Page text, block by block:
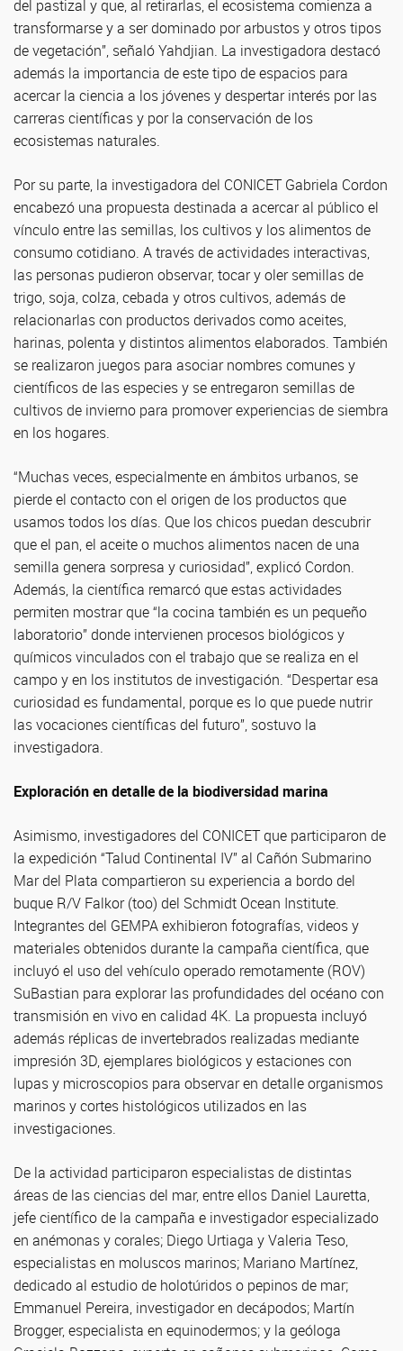
del pastizal y que, al retirarlas, el ecosistema comienza a
transformarse y a ser dominado por arbustos y otros tipos
de vegetación”, señaló Yahdjian. La investigadora destacó
además la importancia de este tipo de espacios para
acercar la ciencia a los jóvenes y despertar interés por las
carreras científicas y por la conservación de los
ecosistemas naturales.
Por su parte, la investigadora del CONICET Gabriela Cordon
encabezó una propuesta destinada a acercar al público el
vínculo entre las semillas, los cultivos y los alimentos de
consumo cotidiano. A través de actividades interactivas,
las personas pudieron observar, tocar y oler semillas de
trigo, soja, colza, cebada y otros cultivos, además de
relacionarlas con productos derivados como aceites,
harinas, polenta y distintos alimentos elaborados. También
se realizaron juegos para asociar nombres comunes y
científicos de las especies y se entregaron semillas de
cultivos de invierno para promover experiencias de siembra
en los hogares.
“Muchas veces, especialmente en ámbitos urbanos, se
pierde el contacto con el origen de los productos que
usamos todos los días. Que los chicos puedan descubrir
que el pan, el aceite o muchos alimentos nacen de una
semilla genera sorpresa y curiosidad”, explicó Cordon.
Además, la científica remarcó que estas actividades
permiten mostrar que “la cocina también es un pequeño
laboratorio” donde intervienen procesos biológicos y
químicos vinculados con el trabajo que se realiza en el
campo y en los institutos de investigación. “Despertar esa
curiosidad es fundamental, porque es lo que puede nutrir
las vocaciones científicas del futuro”, sostuvo la
investigadora.
Exploración en detalle de la biodiversidad marina
Asimismo, investigadores del CONICET que participaron de
la expedición “Talud Continental IV” al Cañón Submarino
Mar del Plata compartieron su experiencia a bordo del
buque R/V Falkor (too) del Schmidt Ocean Institute.
Integrantes del GEMPA exhibieron fotografías, videos y
materiales obtenidos durante la campaña científica, que
incluyó el uso del vehículo operado remotamente (ROV)
SuBastian para explorar las profundidades del océano con
transmisión en vivo en calidad 4K. La propuesta incluyó
además réplicas de invertebrados realizadas mediante
impresión 3D, ejemplares biológicos y estaciones con
lupas y microscopios para observar en detalle organismos
marinos y cortes histológicos utilizados en las
investigaciones.
De la actividad participaron especialistas de distintas
áreas de las ciencias del mar, entre ellos Daniel Lauretta,
jefe científico de la campaña e investigador especializado
en anémonas y corales; Diego Urtiaga y Valeria Teso,
especialistas en moluscos marinos; Mariano Martínez,
dedicado al estudio de holotúridos o pepinos de mar;
Emmanuel Pereira, investigador en decápodos; Martín
Brogger, especialista en equinodermos; y la geóloga